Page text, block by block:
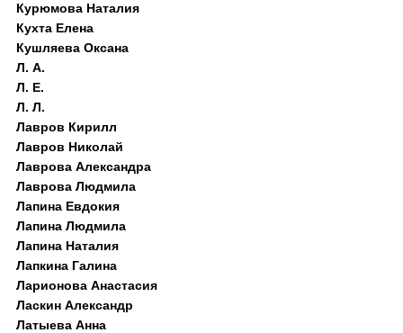
Курюмова Наталия
Кухта Елена
Кушляева Оксана
Л. А.
Л. Е.
Л. Л.
Лавров Кирилл
Лавров Николай
Лаврова Александра
Лаврова Людмила
Лапина Евдокия
Лапина Людмила
Лапина Наталия
Лапкина Галина
Ларионова Анастасия
Ласкин Александр
Латыева Анна